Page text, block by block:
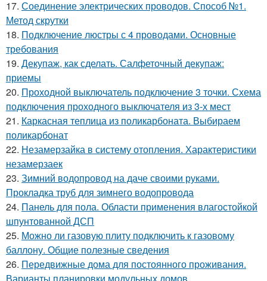
17. Соединение электрических проводов. Способ №1.
Метод скрутки
18. Подключение люстры с 4 проводами. Основные
требования
19. Декупаж, как сделать. Салфеточный декупаж:
приемы
20. Проходной выключатель подключение 3 точки. Схема
подключения проходного выключателя из 3-х мест
21. Каркасная теплица из поликарбоната. Выбираем
поликарбонат
22. Незамерзайка в систему отопления. Характеристики
незамерзаек
23. Зимний водопровод на даче своими руками.
Прокладка труб для зимнего водопровода
24. Панель для пола. Области применения влагостойкой
шпунтованной ДСП
25. Можно ли газовую плиту подключить к газовому
баллону. Общие полезные сведения
26. Передвижные дома для постоянного проживания.